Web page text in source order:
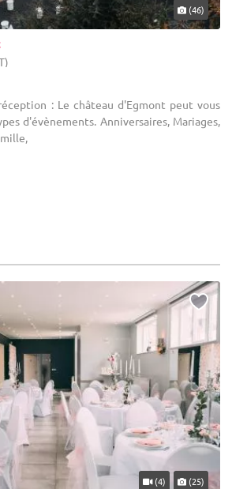
(46)
: Le château d'Egmont peut vous
d'évènements. Anniversaires, Mariages,
(4) (25)